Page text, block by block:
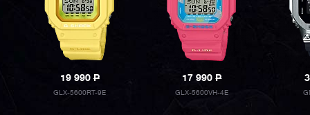
19 990P
GLX-5600RT-9E
17 990P
GLX-5600VH-4E